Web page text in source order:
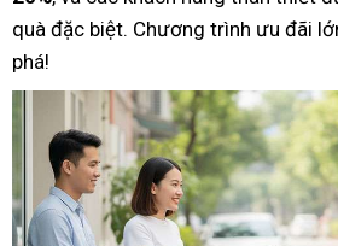
quà đặc biệt. Chương trình ưu đãi
phá!